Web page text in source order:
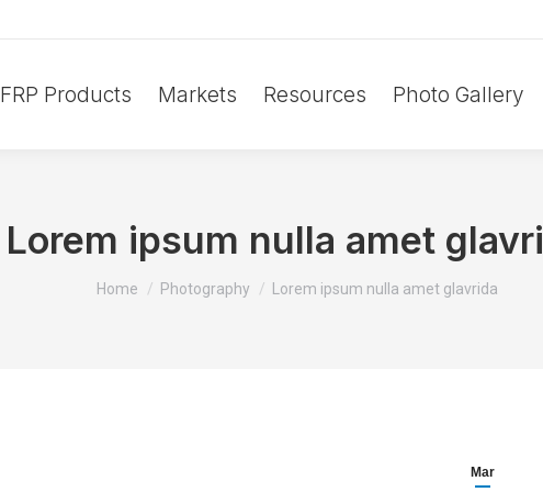
FRP Products Markets Resources Photo Gallery
Lorem ipsum nulla amet
You are here:
Home Photography Lorem ipsum nulla amet glavrida
Mar